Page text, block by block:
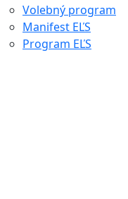
Volebný program
Manifest EĽS
Program EĽS